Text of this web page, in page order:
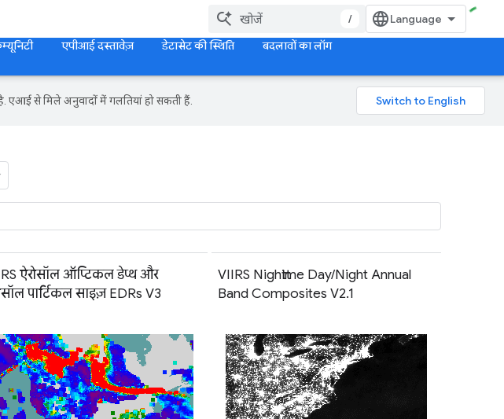
/
एपीआई दस्तावेज़ डेटासेट की स्थिति बदलावों का लॉग
एआई से मिले अनुवादों में गलतियां हो सकती हैं.
ऐरोसॉल ऑप्टिकल डेप्थ और
पार्टिकल साइज़ EDRs V3
VIIRS Nighttime Day/Night Annual
Band Composites V2.1